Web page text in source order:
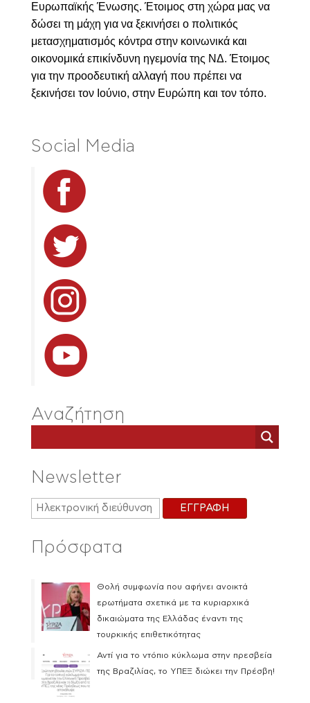
Ευρωπαϊκής Ένωσης. Έτοιμος στη χώρα μας να
δώσει τη μάχη για να ξεκινήσει ο πολιτικός
μετασχηματισμός κόντρα στην κοινωνικά και
οικονομικά επικίνδυνη ηγεμονία της ΝΔ. Έτοιμος
για την προοδευτική αλλαγή που πρέπει να
ξεκινήσει τον Ιούνιο, στην Ευρώπη και τον τόπο.
Social Media
Αναζήτηση
Newsletter
Πρόσφατα
Θολή συμφωνία που αφήνει ανοικτά
ερωτήματα σχετικά με τα κυριαρχικά
δικαιώματα της Ελλάδας έναντι της
τουρκικής επιθετικότητας
Αντί για το ντόπιο κύκλωμα στην πρεσβεία
της Βραζιλίας, το ΥΠΕΞ διώκει την Πρέσβη!